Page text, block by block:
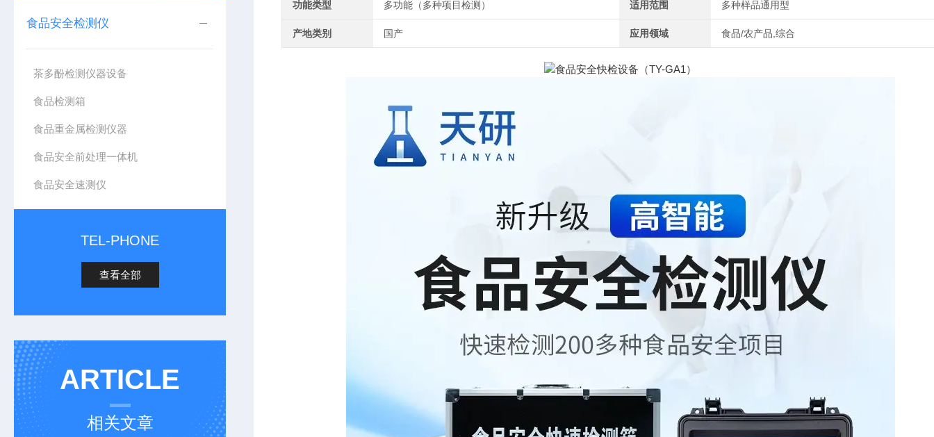
食品安全检测仪
茶多酚检测仪器设备
食品检测箱
食品重金属检测仪器
食品安全前处理一体机
食品安全速测仪
TEL-PHONE
查看全部
ARTICLE
相关文章
功能类型 多功能（多种项目检测） 适用范围 多种样品通用型
产地类别 国产 应用领域 食品/农产品,综合